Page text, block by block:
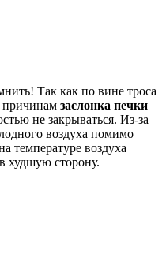
Так как по вине троса
причинам заслонка печки
не закрываться. Из-за
воздуха помимо
температуре воздуха
худшую сторону.